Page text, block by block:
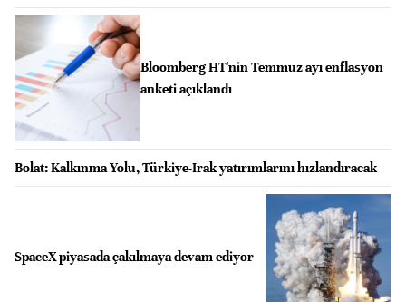
Bloomberg HT'nin Temmuz ayı enflasyon
anketi açıklandı
Bolat: Kalkınma Yolu, Türkiye-Irak yatırımlarını hızlandıracak
SpaceX piyasada çakılmaya devam ediyor